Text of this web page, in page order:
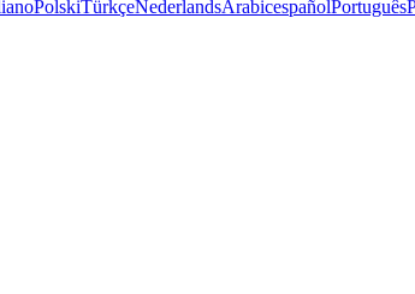
PolskiTürkçeNederlandsArabicespañolPortuguês